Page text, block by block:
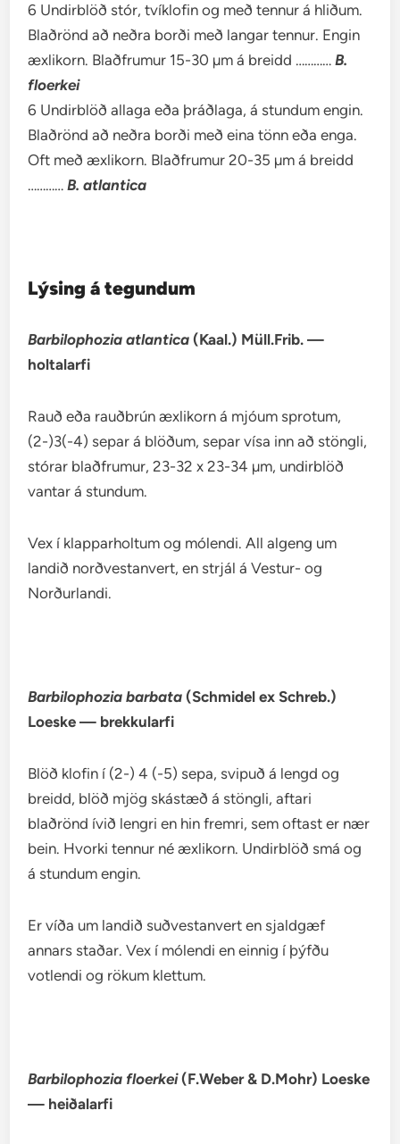
6 Undirblöð stór, tvíklofin og með tennur á hliðum.
Blaðrönd að neðra borði með langar tennur. Engin
æxlikorn. Blaðfrumur 15-30 µm á breidd …………B.
floerkei
6 Undirblöð allaga eða þráðlaga, á stundum engin.
Blaðrönd að neðra borði með eina tönn eða enga.
Oft með æxlikorn. Blaðfrumur 20-35 µm á breidd
…………B. atlantica
Lýsing á tegundum
Barbilophozia atlantica (Kaal.) Müll.Frib. —
holtalarfi
Rauð eða rauðbrún æxlikorn á mjóum sprotum,
(2-)3(-4) separ á blöðum, separ vísa inn að stöngli,
stórar blaðfrumur, 23-32 x 23-34 µm, undirblöð
vantar á stundum.
Vex í klapparholtum og mólendi. All algeng um
landið norðvestanvert, en strjál á Vestur- og
Norðurlandi.
Barbilophozia barbata (Schmidel ex Schreb.)
Loeske — brekkularfi
Blöð klofin í (2-) 4 (-5) sepa, svipuð á lengd og
breidd, blöð mjög skástæð á stöngli, aftari
blaðrönd ívið lengri en hin fremri, sem oftast er nær
bein. Hvorki tennur né æxlikorn. Undirblöð smá og
á stundum engin.
Er víða um landið suðvestanvert en sjaldgæf
annars staðar. Vex í mólendi en einnig í þýfðu
votlendi og rökum klettum.
Barbilophozia floerkei(F.Weber & D.Mohr) Loeske
— heiðalarfi